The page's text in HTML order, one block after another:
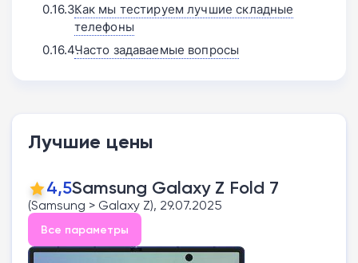
Как мы тестируем лучшие складные
телефоны
Часто задаваемые вопросы
Лучшие цены
4,5Samsung Galaxy Z Fold 7
(Samsung > Galaxy Z), 29.07.2025
Все параметры